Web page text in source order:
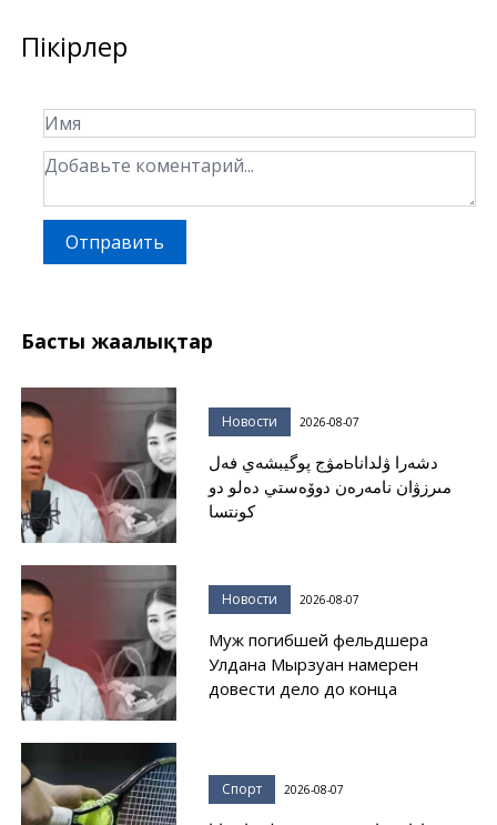
Пікірлер
Отправить
Басты жаңалықтар
Новости 2026-08-07
مۋج پوگيبشەي فەلьدشەرا ۋلدانا
مىرزۋان نامەرەن دوۆەستي دەلو دو
كونتسا
Новости 2026-08-07
Муж погибшей фельдшера
Улдана Мырзуан намерен
довести дело до конца
Спорт 2026-08-07